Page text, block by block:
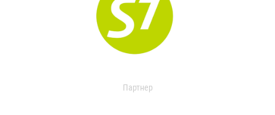
Партнер